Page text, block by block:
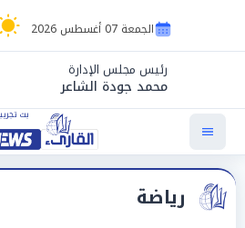
الجمعة 07 أغسطس 2026
رئيس مجلس الإدارة
محمد جودة الشاعر
رياضة